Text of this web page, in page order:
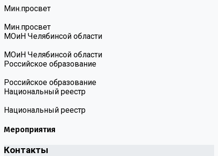
Мин.просвет
Мин.просвет
МОиН Челябинсой области
МОиН Челябинсой области
Российское образование
Российское образование
Национальный реестр
Национальный реестр
Мероприятия
Контакты